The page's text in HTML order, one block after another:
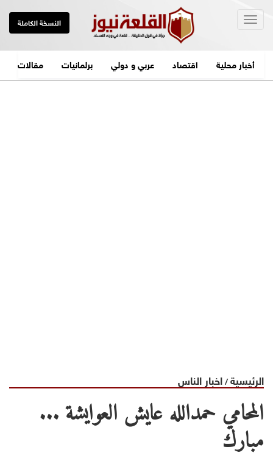
النسخة الكاملة
أخبار محلية اقتصاد عربي و دولي برلمانيات مقالات
الرئيسية/اخبار الناس
المحامي حمدالله عايش العوايشة ...
مبارك